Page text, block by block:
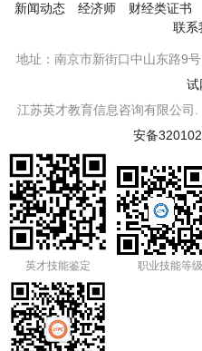
新闻动态 经济师 财经类证书
联系
地址：南京市新街口中山东路9
试
江苏英才教育信息咨询有限公
安备
英才技能鉴定 职业技能等级